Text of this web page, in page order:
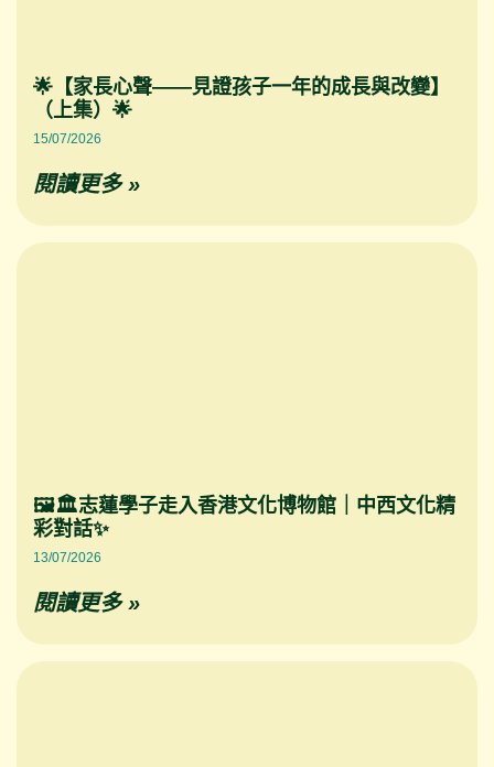
🌟【家長心聲——見證孩子一年的成長與改變】
（上集）🌟
15/07/2026
閱讀更多 »
🖼️🏛️志蓮學子走入香港文化博物館｜中西文化精
彩對話✨
13/07/2026
閱讀更多 »